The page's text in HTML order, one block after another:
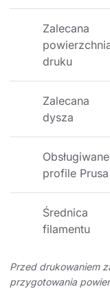
Zalecana
druku
Zalecana
dysza
Obsługiwane
profile Prusa
Średnica
filamentu
Przed drukowaniem
przygotowania